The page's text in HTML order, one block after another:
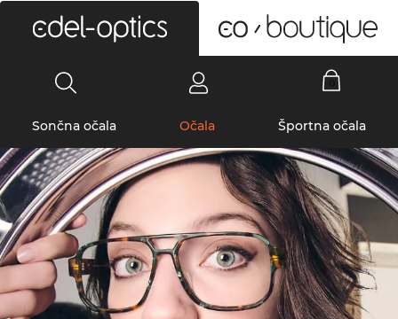
Sončna očala Očala Športna očala